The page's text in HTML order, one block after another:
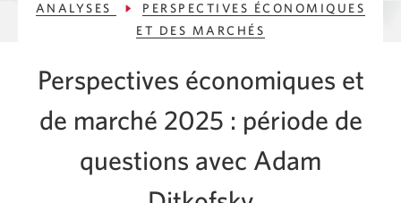
Analyses
Perspectives économiques et de marché 2025 :
période de questions avec Adam Ditkofsky
ANALYSES
PERSPECTIVES ÉCONOMIQUES
ET DES MARCHÉS
Perspectives économiques et
de marché 2025 : période de
questions avec Adam